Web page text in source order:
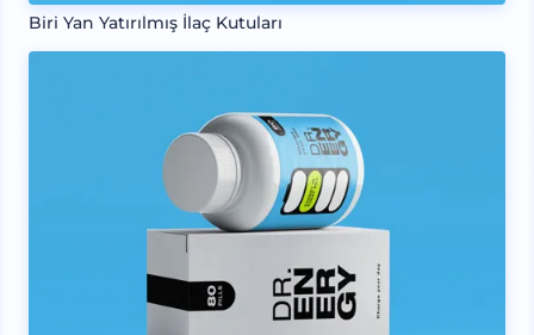
Biri Yan Yatırılmış İlaç Kutuları